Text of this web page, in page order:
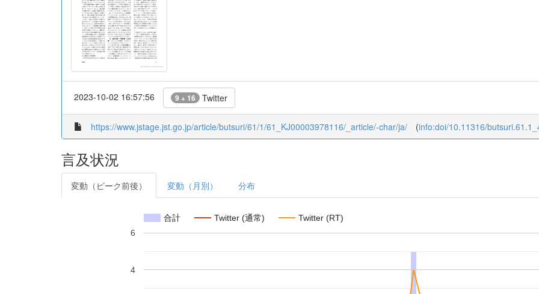
2023-10-02 16:57:56 9 + 16 Twitter
https://www.jstage.jst.go.jp/article/butsuri/61/1/61_KJ00003978116/_article/-char/ja/ (info:doi/10.11316/
言及状況
変動（ピーク前後） 変動（月別） 分布
合計 Twitter (通常) Twitter (RT)
4
6